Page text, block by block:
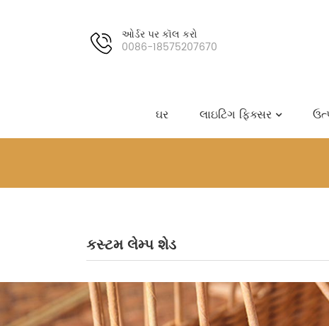
ઓર્ડર પર કૉલ કરો
0086-18575207670
ઘર લાઇટિંગ ફિક્સર
કસ્ટમ લેમ્પ શેડ